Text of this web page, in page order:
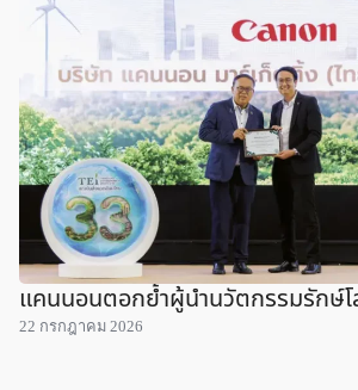
แคนนอนตอกย้ำผู้นำนวัตกรรมรักษ์
22 กรกฎาคม 2026